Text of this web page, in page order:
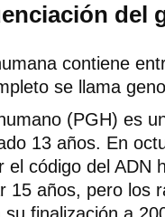
del
contiene
se llama
(PGH) es
13 años. En
el código del ADN
15 años, pero los